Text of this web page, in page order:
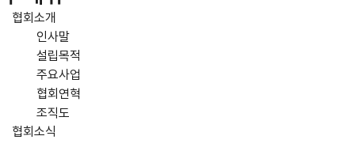
협회소개
인사말
설립목적
주요사업
협회연혁
조직도
협회소식